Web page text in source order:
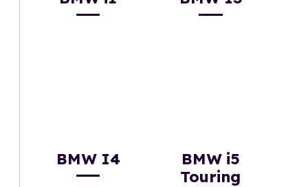
BMW I4
BMW i5
Touring